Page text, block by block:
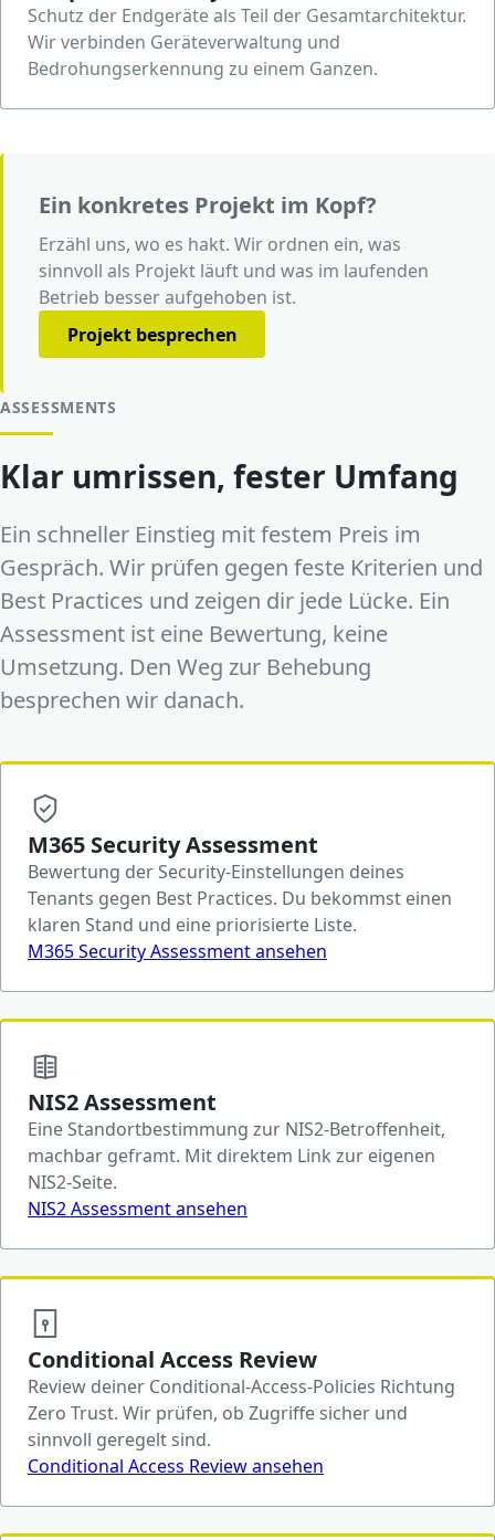
Schutz der Endgeräte als Teil der Gesamtarchitektur.
Wir verbinden Geräteverwaltung und
Bedrohungserkennung zu einem Ganzen.
Ein konkretes Projekt im Kopf?
Erzähl uns, wo es hakt. Wir ordnen ein, was
sinnvoll als Projekt läuft und was im laufenden
Betrieb besser aufgehoben ist.
Projekt besprechen
ASSESSMENTS
Klar umrissen, fester Umfang
Ein schneller Einstieg mit festem Preis im
Gespräch. Wir prüfen gegen feste Kriterien und
Best Practices und zeigen dir jede Lücke. Ein
Assessment ist eine Bewertung, keine
Umsetzung. Den Weg zur Behebung
besprechen wir danach.
M365 Security Assessment
Bewertung der Security-Einstellungen deines
Tenants gegen Best Practices. Du bekommst einen
klaren Stand und eine priorisierte Liste.
M365 Security Assessment ansehen
NIS2 Assessment
Eine Standortbestimmung zur NIS2-Betroffenheit,
machbar geframt. Mit direktem Link zur eigenen
NIS2-Seite.
NIS2 Assessment ansehen
Conditional Access Review
Review deiner Conditional-Access-Policies Richtung
Zero Trust. Wir prüfen, ob Zugriffe sicher und
sinnvoll geregelt sind.
Conditional Access Review ansehen